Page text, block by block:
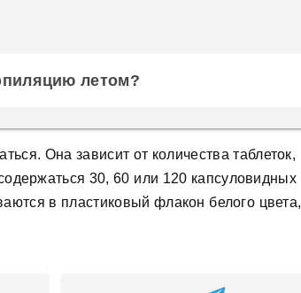
летом?
Она зависит от количества таблеток,
30, 60 или 120 капсуловидных
в пластиковый флакон белого цвета,